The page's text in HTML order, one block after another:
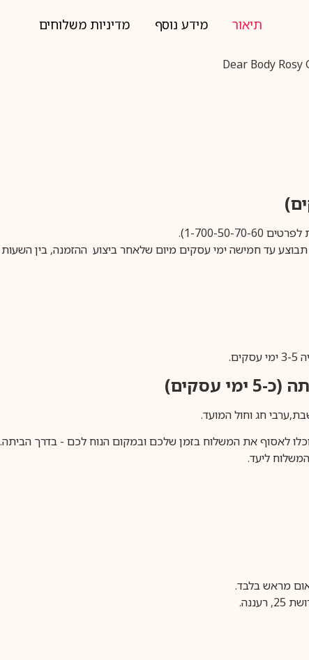
תיאור מידע נוסף מדיניות משלוחים
50-70-60).
עסקים)
לאסוף את המשלוח בזמן שלכם ובמקום הנוח לכם - בדרך הביתה.
ליעד.